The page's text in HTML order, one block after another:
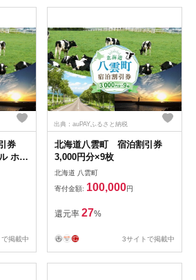
券
ホテ
掲載中
出典：auPAYふるさと納税
北海道八雲町 宿泊割引券
3,000円分×9枚
北海道 八雲町
寄付金額: 100,000円
還元率 27%
3サイトで掲載中